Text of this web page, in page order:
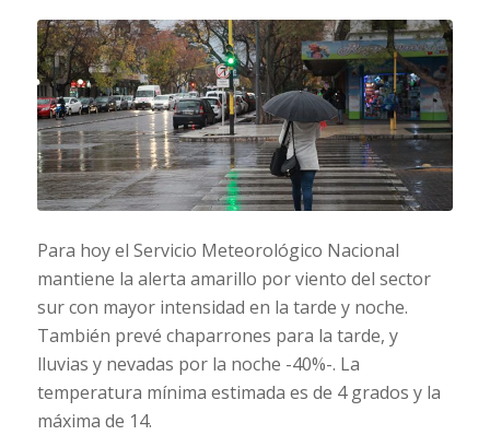
Para hoy el Servicio Meteorológico Nacional
mantiene la alerta amarillo por viento del sector
sur con mayor intensidad en la tarde y noche.
También prevé chaparrones para la tarde, y
lluvias y nevadas por la noche -40%-. La
temperatura mínima estimada es de 4 grados y la
máxima de 14.